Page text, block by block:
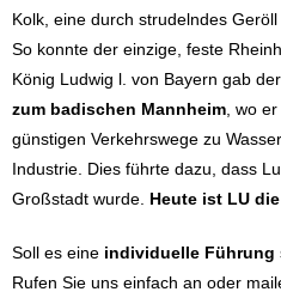
Kolk, eine durch strudelndes
So konnte der einzige, feste
König Ludwig l. von Bayern gab
zum badischen Mannheim , wo
günstigen Verkehrswege zu
Industrie. Dies führte dazu, dass
Großstadt wurde. Heute ist LU
Soll es eine individuelle Führung
Rufen Sie uns einfach an oder